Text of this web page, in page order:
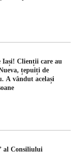
Iași! Clienții care au
țepuiți de
A vândut același
al Consiliului